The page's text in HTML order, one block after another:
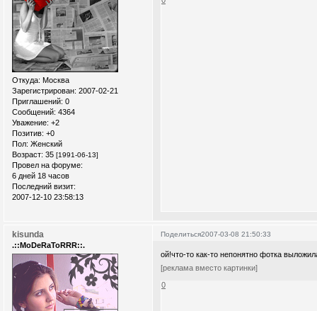
Откуда: Москва
Зарегистрирован: 2007-02-21
Приглашений: 0
Сообщений: 4364
Уважение: +2
Позитив: +0
Пол: Женский
Возраст: 35 [1991-06-13]
Провел на форуме:
6 дней 18 часов
Последний визит:
2007-12-10 23:58:13
Поделиться2007-03-08 21:50:33
kisunda
.::MoDeRaToRRR::.
ой!что-то как-то непонятно фотка
[реклама вместо картинки]
0